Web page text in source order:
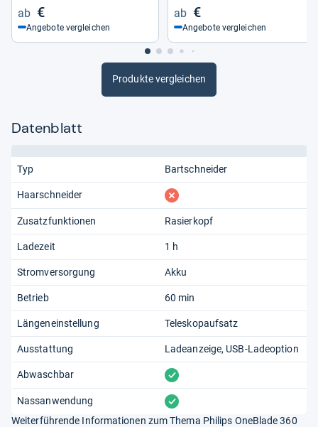
€
Angebote vergleichen
€
Angebote vergleichen
Produkte vergleichen
Datenblatt
Typ Bartschneider
Haarschneider fehlt
Zusatzfunktionen Rasierkopf
Ladezeit 1 h
Stromversorgung Akku
Betrieb 60 min
Längeneinstellung Teleskopaufsatz
Ausstattung Ladeanzeige USB-Ladeoption
Abwaschbar vorhanden
Nassanwendung vorhanden
Weiterführende Informationen zum Thema Philips OneBlade 360